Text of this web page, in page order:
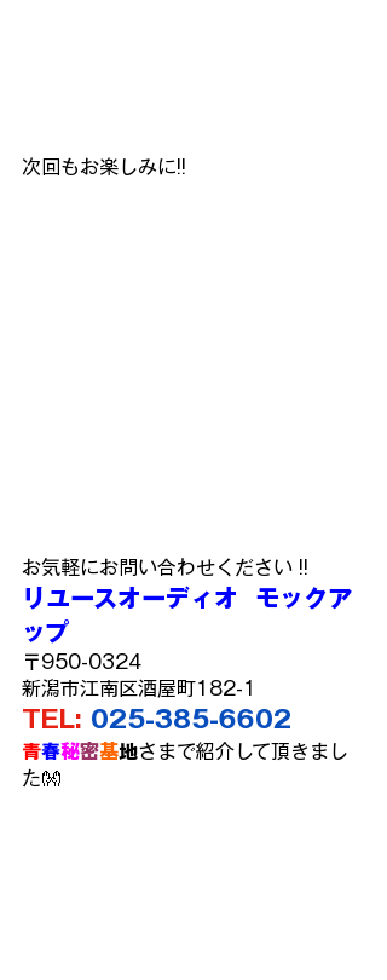
次回もお楽しみに!!
お気軽にお問い合わせください !!
リユースオーディオ  モックア
ップ
〒950-0324
新潟市江南区酒屋町182-1
TEL: 025-385-6602
青春秘密基地さまで紹介して頂きまし
た👐